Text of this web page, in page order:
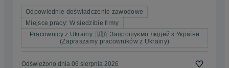
Odpowiednie doświadczenie zawodowe
Miejsce pracy: W siedzibie firmy
Pracownicy z Ukrainy: 🇺🇦 Запрошуємо людей з України
(Zapraszamy pracowników z Ukrainy)
Odświeżono dnia 06 sierpnia 2026